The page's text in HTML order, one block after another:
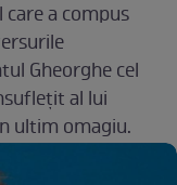
a compus
Gheorghe cel
al lui
ultim omagiu.